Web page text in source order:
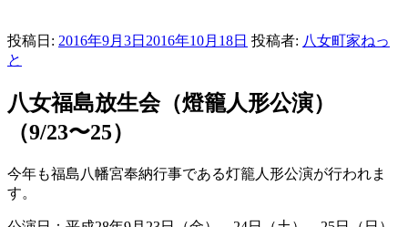
投稿日: 2016年9月3日 2016年10月18日 投稿者: 八女町家ねっ
と
八女福島放生会（燈籠人形公演）
（9/23〜25）
今年も福島八幡宮奉納行事である灯籠人形公演が行われま
す。